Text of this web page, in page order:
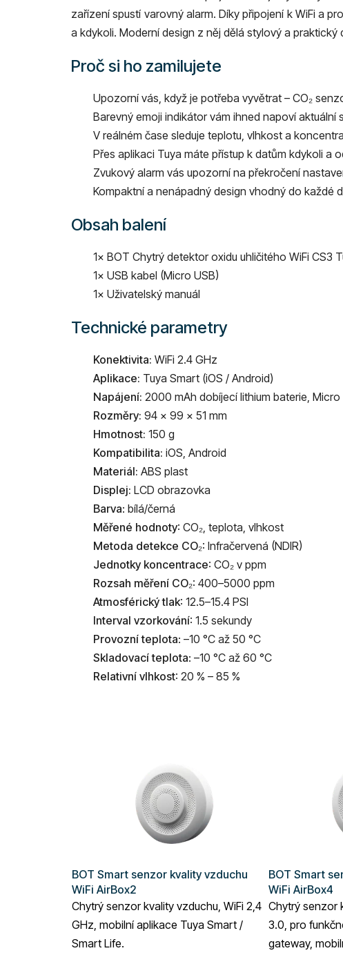
zařízení spustí varovný alarm. Díky připojení k WiFi a
a kdykoli. Moderní design z něj dělá stylový a praktický
Proč si ho zamilujete
Upozorní vás, když je potřeba vyvětrat – CO₂
Barevný emoji indikátor vám ihned napoví aktuální
V reálném čase sleduje teplotu, vlhkost a
Přes aplikaci Tuya máte přístup k datům kdykoli a
Zvukový alarm vás upozorní na překročení
Kompaktní a nenápadný design vhodný do každé
Obsah balení
1× BOT Chytrý detektor oxidu uhličitého WiFi CS3
1× USB kabel (Micro USB)
1× Uživatelský manuál
Technické parametry
Konektivita: WiFi 2.4 GHz
Aplikace: Tuya Smart (iOS / Android)
Napájení: 2000 mAh dobíjecí lithium baterie, Micro
Rozměry: 94 × 99 × 51 mm
Hmotnost: 150 g
Kompatibilita: iOS, Android
Materiál: ABS plast
Displej: LCD obrazovka
Barva: bílá/černá
Měřené hodnoty: CO₂, teplota, vlhkost
Metoda detekce CO₂: Infračervená (NDIR)
Jednotky koncentrace: CO₂ v ppm
Rozsah měření CO₂: 400–5000 ppm
Atmosférický tlak: 12.5–15.4 PSI
Interval vzorkování: 1.5 sekundy
Provozní teplota: –10 °C až 50 °C
Skladovací teplota: –10 °C až 60 °C
Relativní vlhkost: 20 % – 85 %
BOT Smart senzor kvality vzduchu
WiFi AirBox2
Chytrý senzor kvality vzduchu, WiFi 2,4
GHz, mobilní aplikace Tuya Smart /
Smart Life.
BOT Smart
WiFi AirBox4
Chytrý senzor
3.0, pro
gateway,